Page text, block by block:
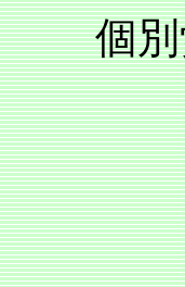
個別労
労働